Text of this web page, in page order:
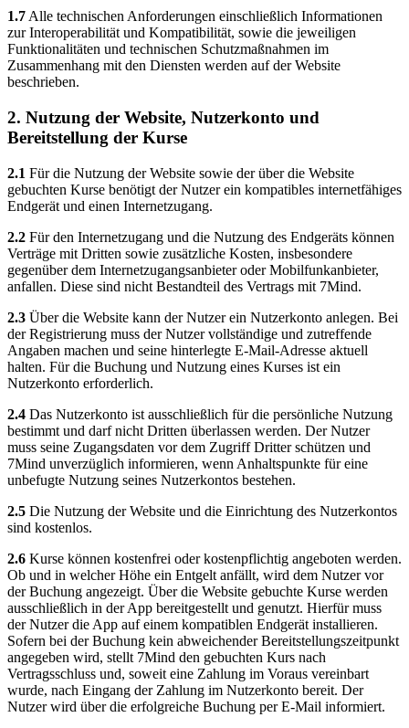
1.7Alle technischen Anforderungen einschließlich Informationen
zur Interoperabilität und Kompatibilität, sowie die jeweiligen
Funktionalitäten und technischen Schutzmaßnahmen im
Zusammenhang mit den Diensten werden auf der Website
beschrieben.
2. Nutzung der Website, Nutzerkonto und
Bereitstellung der Kurse
2.1 Für die Nutzung der Website sowie der über die Website
gebuchten Kurse benötigt der Nutzer ein kompatibles internetfähiges
Endgerät und einen Internetzugang.
2.2 Für den Internetzugang und die Nutzung des Endgeräts können
Verträge mit Dritten sowie zusätzliche Kosten, insbesondere
gegenüber dem Internetzugangsanbieter oder Mobilfunkanbieter,
anfallen. Diese sind nicht Bestandteil des Vertrags mit 7Mind.
2.3 Über die Website kann der Nutzer ein Nutzerkonto anlegen. Bei
der Registrierung muss der Nutzer vollständige und zutreffende
Angaben machen und seine hinterlegte E-Mail-Adresse aktuell
halten. Für die Buchung und Nutzung eines Kurses ist ein
Nutzerkonto erforderlich.
2.4 Das Nutzerkonto ist ausschließlich für die persönliche Nutzung
bestimmt und darf nicht Dritten überlassen werden. Der Nutzer
muss seine Zugangsdaten vor dem Zugriff Dritter schützen und
7Mind unverzüglich informieren, wenn Anhaltspunkte für eine
unbefugte Nutzung seines Nutzerkontos bestehen.
2.5 Die Nutzung der Website und die Einrichtung des Nutzerkontos
sind kostenlos.
2.6 Kurse können kostenfrei oder kostenpflichtig angeboten werden.
Ob und in welcher Höhe ein Entgelt anfällt, wird dem Nutzer vor
der Buchung angezeigt. Über die Website gebuchte Kurse werden
ausschließlich in der App bereitgestellt und genutzt. Hierfür muss
der Nutzer die App auf einem kompatiblen Endgerät installieren.
Sofern bei der Buchung kein abweichender Bereitstellungszeitpunkt
angegeben wird, stellt 7Mind den gebuchten Kurs nach
Vertragsschluss und, soweit eine Zahlung im Voraus vereinbart
wurde, nach Eingang der Zahlung im Nutzerkonto bereit. Der
Nutzer wird über die erfolgreiche Buchung per E-Mail informiert.